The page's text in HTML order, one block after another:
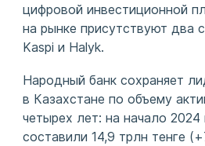
цифровой инвестиционной
на рынке присутствуют два
Kaspi и Halyk.
Народный банк сохраняет
в Казахстане по объему
четырех лет: на начало 2024
составили 14,9 трлн тенге